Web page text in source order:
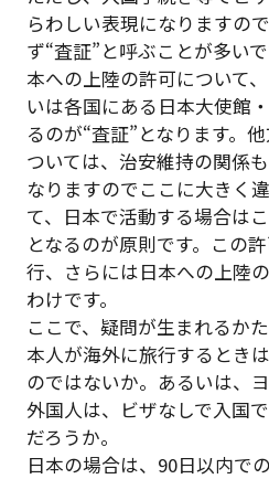
らわしい表現になりますの
ず“査証”と呼ぶことが多い
本への上陸の許可について
いは各国にある日本大使館
るのが“査証”となります。
ついては、治安維持の関係
なりますのでここに大きく
て、日本で活動する場合は
となるのが原則です。この
行、さらには日本への上陸
わけです。
ここで、疑問が生まれるか
本人が海外に旅行するとき
のではないか。あるいは、
外国人は、ビザなしで入国
だろうか。
日本の場合は、90日以内で